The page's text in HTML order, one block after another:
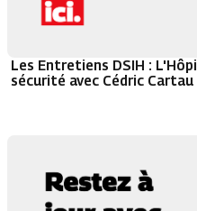
Les Entretiens DSIH :
sécurité avec Cédric Cartau